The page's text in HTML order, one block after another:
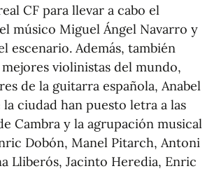
CF para llevar a cabo el
músico Miguel Ángel Navarro y
escenario. Además, también
violinistas del mundo,
de la guitarra española, Anabel
ciudad han puesto letra a las
Cambra y la agrupación musical
Dobón, Manel Pitarch, Antoni
Lliberós, Jacinto Heredia, Enric